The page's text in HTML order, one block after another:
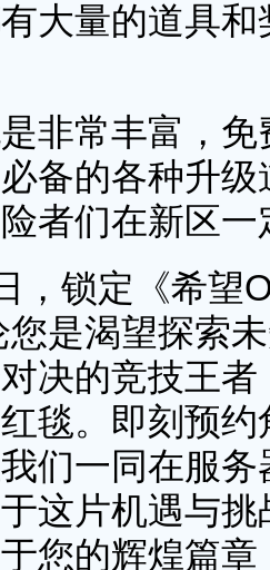
大量的道具
常丰富，免
备的各种升
者们在新区
锁定《希望
您是渴望探索
决的竞技王
毯。即刻预
们一同在服
这片机遇与
于您的辉煌篇章